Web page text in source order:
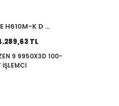
H610M-K D ...
TL